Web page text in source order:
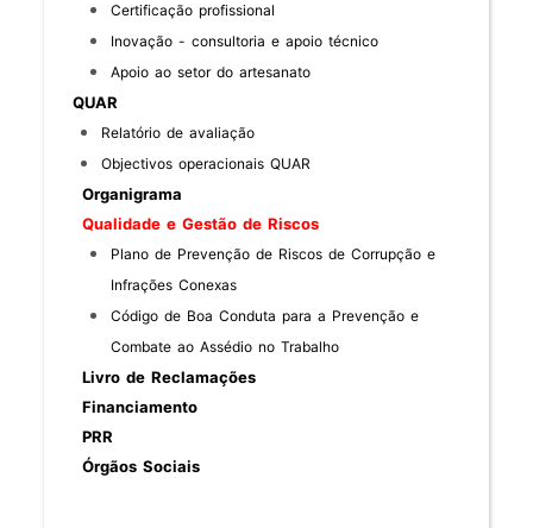
Certificação profissional
Inovação - consultoria e apoio técnico
Apoio ao setor do artesanato
QUAR
Relatório de avaliação
Objectivos operacionais QUAR
Organigrama
Qualidade e Gestão de Riscos
Plano de Prevenção de Riscos de Corrupção e
Infrações Conexas
Código de Boa Conduta para a Prevenção e
Combate ao Assédio no Trabalho
Livro de Reclamações
Financiamento
PRR
Órgãos Sociais